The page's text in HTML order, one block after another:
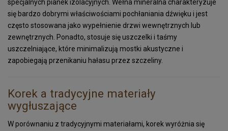
Tapeta korkowa
Przekładki korkowe
Korek ekspandowany
Portfel z korka
Ozdoby świąteczne
specjalnych pianek izolacyjnych. Wełna mineralna charakteryzuje
się bardzo dobrymi właściwościami pochłaniania dźwięku i jest
często stosowana jako wypełnienie drzwi wewnętrznych lub
zewnętrznych. Ponadto, stosuje się uszczelki i taśmy
uszczelniające, które minimalizują mostki akustyczne i
zapobiegają przenikaniu hałasu przez szczeliny.
Korek a tradycyjne materiały
wygłuszające
W porównaniu z tradycyjnymi materiałami, korek wyróżnia się